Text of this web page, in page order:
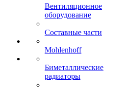
Вентиляционное
оборудование
Составные части
Mohlenhoff
Биметаллические
радиаторы